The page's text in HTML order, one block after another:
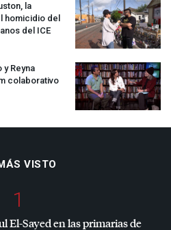
la
homicidio del
del ICE
Reyna
colaborativo
VISTO
1
El-Sayed en las primarias de